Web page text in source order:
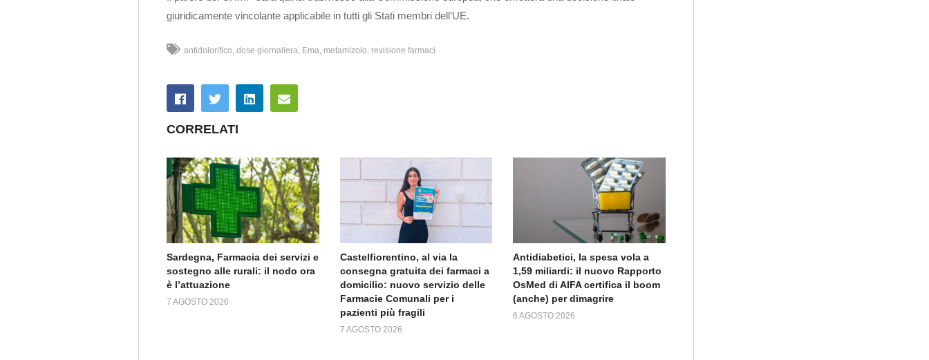
giuridicamente vincolante applicabile in tutti gli Stati membri dell’UE.
antidolorifico dose giornaliera Ema metamizolo revisione farmaci
CORRELATI
Sardegna, Farmacia dei servizi e
sostegno alle rurali: il nodo ora
è l’attuazione
7 AGOSTO 2026
Castelfiorentino, al via la
consegna gratuita dei farmaci a
domicilio: nuovo servizio delle
Farmacie Comunali per i
pazienti più fragili
7 AGOSTO 2026
Antidiabetici, la spesa vola a
1,59 miliardi: il nuovo Rapporto
OsMed di AIFA certifica il boom
(anche) per dimagrire
6 AGOSTO 2026